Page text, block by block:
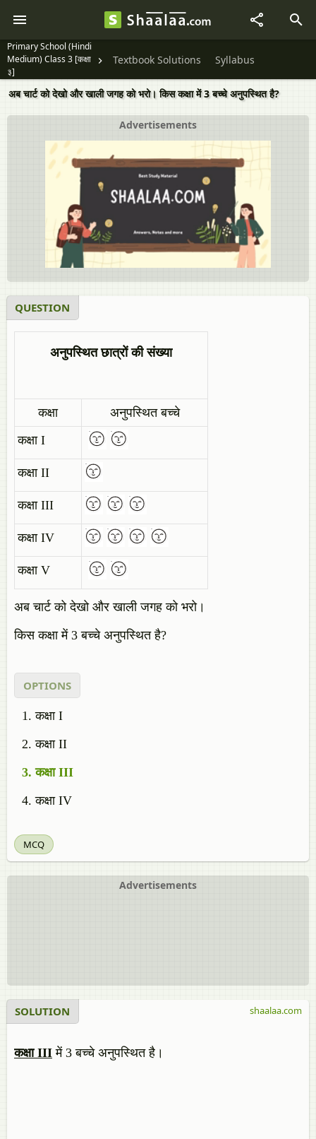
Primary School (Hindi
Medium) Class 3 [कक्षा
३]
Textbook Solutions Syllabus
अब चार्ट को देखो और खाली जगह को भरो। किस कक्षा में 3 बच्चे अनुपस्थित है?
Advertisements
QUESTION
अनुपस्थित छात्रों की संख्या
कक्षा
अनुपस्थित बच्चे
कक्षा I
कक्षा II
कक्षा III
कक्षा IV
कक्षा V
अब चार्ट को देखो और खाली जगह को भरो।
किस कक्षा में 3 बच्चे अनुपस्थित है?
OPTIONS
कक्षा I
कक्षा II
कक्षा III
कक्षा IV
MCQ
Advertisements
SOLUTION
कक्षा III में 3 बच्चे अनुपस्थित है।
shaalaa.com